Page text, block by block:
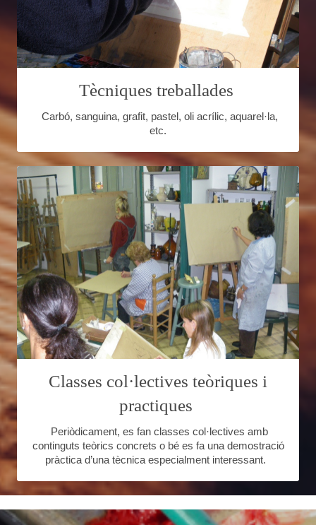
Tècniques treballades
Carbó, sanguina, grafit, pastel, oli acrílic, aquarel·la,
etc.
Classes col·lectives teòriques i
practiques
Periòdicament, es fan classes col·lectives amb
continguts teòrics concrets o bé es fa una demostració
pràctica d’una tècnica especialment interessant.